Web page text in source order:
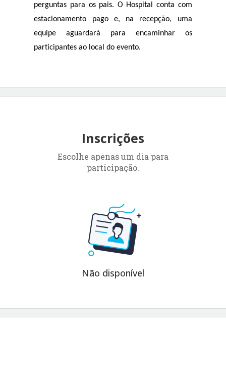
perguntas para os pais. O Hospital conta com
estacionamento pago e, na recepção, uma
equipe aguardará para encaminhar os
participantes ao local do evento.
Inscrições
Escolhe apenas um dia para
participação.
Não disponível